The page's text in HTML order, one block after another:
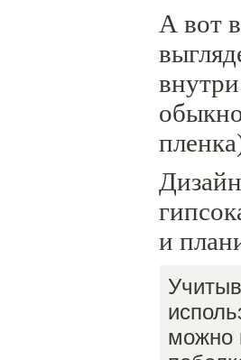
А вот
и
можно